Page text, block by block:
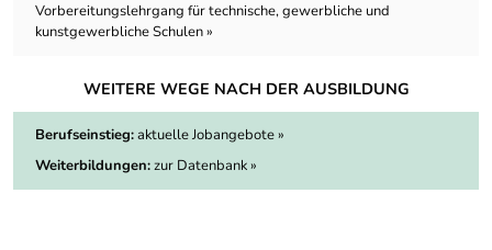
Vorbereitungslehrgang für technische, gewerbliche und
kunstgewerbliche Schulen »
WEITERE WEGE NACH DER AUSBILDUNG
Berufseinstieg:aktuelle Jobangebote »
Weiterbildungen:zur Datenbank »